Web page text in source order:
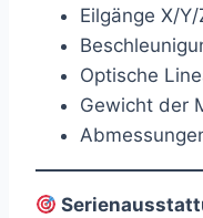
Eilgänge X/Y/
Optische
Gewicht der